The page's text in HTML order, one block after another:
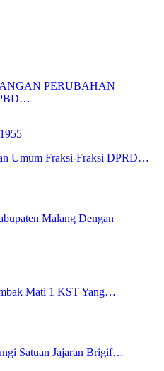
PERUBAHAN
Umum Fraksi-Fraksi DPRD…
Malang Dengan
Mati 1 KST Yang…
Satuan Jajaran Brigif…